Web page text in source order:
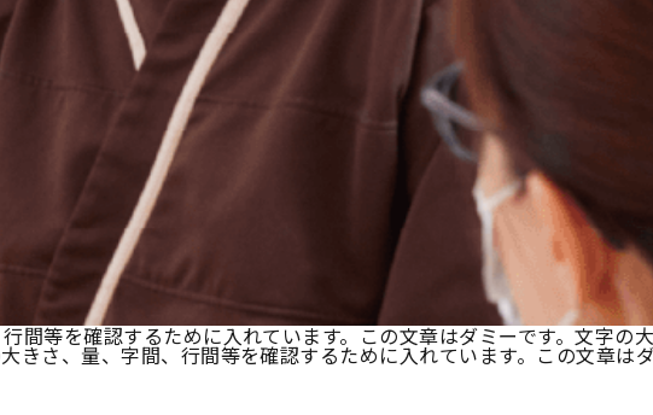
間等を確認するために入れています。この文章はダミーです。文字の
きさ、量、字間、行間等を確認するために入れています。この文章は